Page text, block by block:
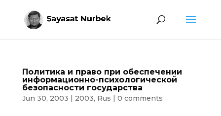
Политика и право при обеспечении
информационно-психологической
безопасности государства
Jun 30, 2003 | 2003, Rus | 0 comments